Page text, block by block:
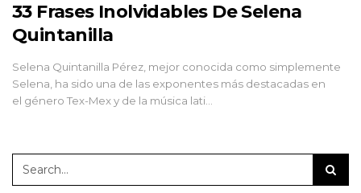
33 Frases Inolvidables De Selena
Quintanilla
Selena Quintanilla Pérez, mejor conocida como simplemente
Selena, ha sido una de las exponentes más destacadas en
el género Tex-Mex y de la música lati…